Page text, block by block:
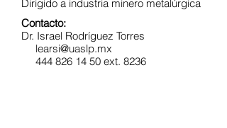
Dirigido a industria minero metalúrgica
Contacto:
Dr. Israel Rodríguez Torres
learsi@uaslp.mx
444 826 14 50 ext. 8236